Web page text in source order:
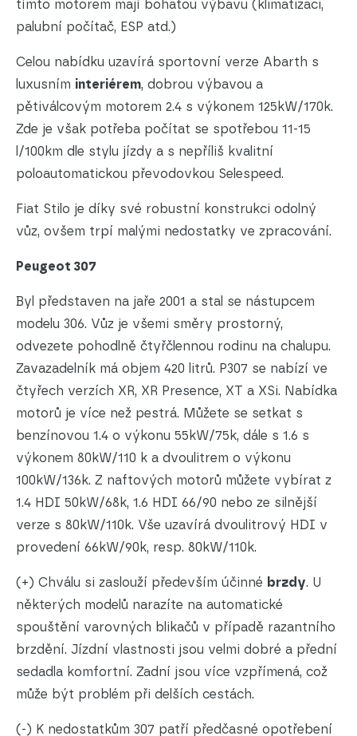
tímto motorem mají bohatou výbavu (klimatizaci,
palubní počítač, ESP atd.)
Celou nabídku uzavírá sportovní verze Abarth s
luxusním interiérem, dobrou výbavou a
pětiválcovým motorem 2.4 s výkonem 125kW/170k.
Zde je však potřeba počítat se spotřebou 11-15
l/100km dle stylu jízdy a s nepříliš kvalitní
poloautomatickou převodovkou Selespeed.
Fiat Stilo je díky své robustní konstrukci odolný
vůz, ovšem trpí malými nedostatky ve zpracování.
Peugeot 307
Byl představen na jaře 2001 a stal se nástupcem
modelu 306. Vůz je všemi směry prostorný,
odvezete pohodlně čtyřčlennou rodinu na chalupu.
Zavazadelník má objem 420 litrů. P307 se nabízí ve
čtyřech verzích XR, XR Presence, XT a XSi. Nabídka
motorů je více než pestrá. Můžete se setkat s
benzínovou 1.4 o výkonu 55kW/75k, dále s 1.6 s
výkonem 80kW/110 k a dvoulitrem o výkonu
100kW/136k. Z naftových motorů můžete vybírat z
1.4 HDI 50kW/68k, 1.6 HDI 66/90 nebo ze silnější
verze s 80kW/110k. Vše uzavírá dvoulitrový HDI v
provedení 66kW/90k, resp. 80kW/110k.
(+) Chválu si zaslouží především účinné brzdy. U
některých modelů narazíte na automatické
spouštění varovných blikačů v případě razantního
brzdění. Jízdní vlastnosti jsou velmi dobré a přední
sedadla komfortní. Zadní jsou více vzpřímená, což
může být problém při delších cestách.
(-) K nedostatkům 307 patří předčasné opotřebení